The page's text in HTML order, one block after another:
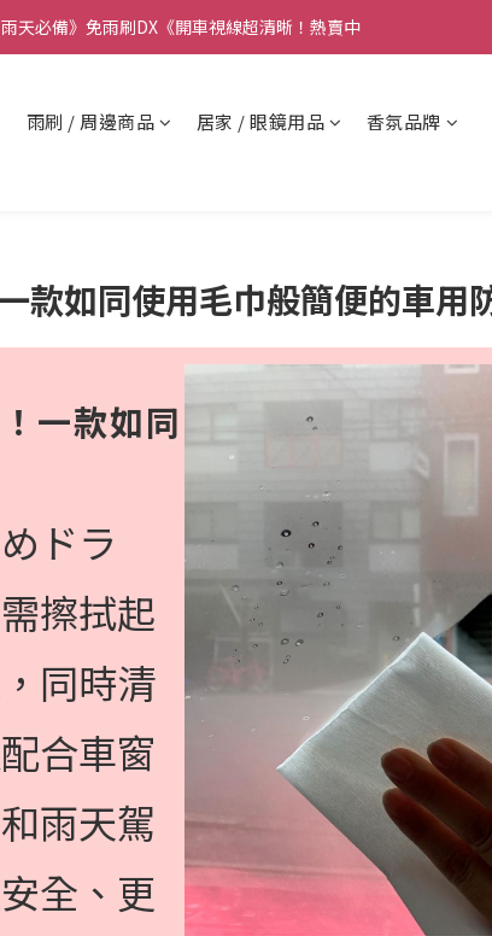
會在假日、非上班時段以電話連絡，若有疑慮請聯絡我們確認。
雨天必備》免雨刷DX《開車視線超清晰！熱賣中
雨刷 / 周邊商品 居家 / 眼鏡用品
香氛品牌
款如同使用毛巾般簡便的車用
一款如同
ドラ
擦拭起
同時清
合車窗
雨天駕
全、更